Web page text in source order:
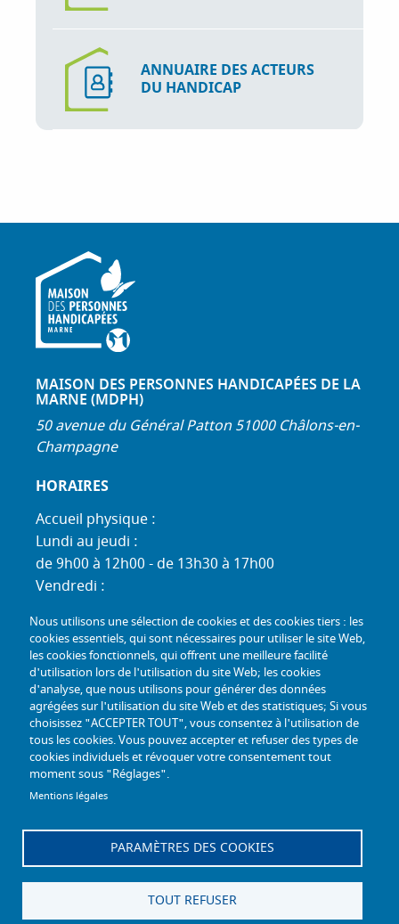
ANNUAIRE DES ACTEURS
DU HANDICAP
MAISON DES PERSONNES HANDICAPÉES DE LA
MARNE (MDPH)
50 avenue du Général Patton 51000 Châlons-en-
Champagne
HORAIRES
Accueil physique :
Lundi au jeudi :
de 9h00 à 12h00 - de 13h30 à 17h00
Vendredi :
Standard téléphonique :
Lundi au jeudi :
de 9h00 à 12h30 - de 13h30 à 17h00
Vendredi :
de 9h00 à 12h30 - de 13h30 à 16h30
TÉL :+33 (0) 3 26 26 06 06
COURRIEL : accueil@mdph51.fr
Nous utilisons une sélection de cookies et des cookies tiers : les
cookies essentiels, qui sont nécessaires pour utiliser le site Web,
les cookies fonctionnels, qui offrent une meilleure facilité
d'utilisation lors de l'utilisation du site Web; les cookies
d'analyse, que nous utilisons pour générer des données
agrégées sur l'utilisation du site Web et des statistiques; Si vous
choisissez "ACCEPTER TOUT", vous consentez à l'utilisation de
tous les cookies. Vous pouvez accepter et refuser des types de
cookies individuels et révoquer votre consentement tout
moment sous "Réglages".
Mentions légales
PARAMÈTRES DES COOKIES
TOUT REFUSER
Offres d'emploi
Accessibilité - Conformité partielle
Gestion des cookies